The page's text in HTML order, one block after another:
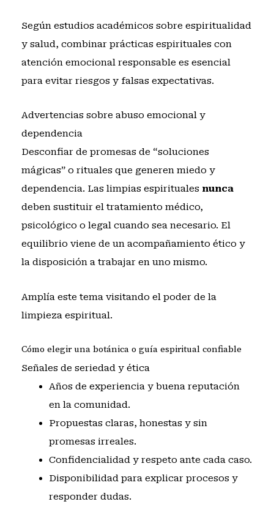
Según estudios académicos sobre espiritualidad
y salud, combinar prácticas espirituales con
atención emocional responsable es esencial
para evitar riesgos y falsas expectativas.
Advertencias sobre abuso emocional y
dependencia
Desconfiar de promesas de “soluciones
mágicas” o rituales que generen miedo y
dependencia. Las limpias espirituales nunca
deben sustituir el tratamiento médico,
psicológico o legal cuando sea necesario. El
equilibrio viene de un acompañamiento ético y
la disposición a trabajar en uno mismo.
Amplía este tema visitando el poder de la
limpieza espiritual.
Cómo elegir una botánica o guía espiritual confiable
Señales de seriedad y ética
Años de experiencia y buena reputación
en la comunidad.
Propuestas claras, honestas y sin
promesas irreales.
Confidencialidad y respeto ante cada caso.
Disponibilidad para explicar procesos y
responder dudas.